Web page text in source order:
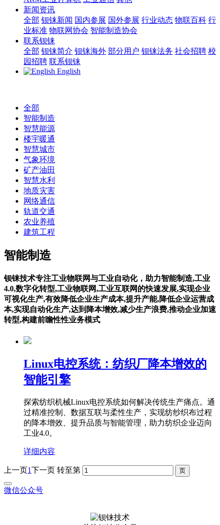
新闻资讯
全部 钡铼新闻 国内参展 国外参展 行业动态 物联百科 行
业标准 物联网协会 智能制造协会
联系钡铼
全部 钡铼简介 钡铼海外 部分用户 钡铼法务 社会招聘 校
园招聘 联系钡铼
English
全部
智能制造
智慧能源
楼宇暖通
智慧城市
气象环境
矿产油田
智慧水利
地质灾害
网络通信
轨道交通
农业养殖
建筑工程
智能制造
钡铼技术专注工业物联网与工业自动化，助力智能制造,工业
4.0,数字化转型,工业物联网,工业互联网的快速发展,实现企业
可视化生产,有效降低企业生产成本,提升产能,降低企业运营成
本,实现自动化生产,达到降本增效,减少生产浪费,推动企业加速
转型,构建前瞻性性业务模式
Linux电控系统：纺织厂降本增效的
智能引擎
探索纺织机械Linux电控系统如何解决传统生产痛点。通
过精准控制、数据互联与柔性生产，实现纺纱织布过程
的降本增效、提升品质与智能管理，助力纺织企业迈向
工业4.0。
详细内容
上一页1下一页 转至第
微信公众号